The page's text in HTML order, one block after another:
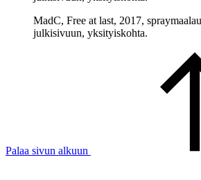
MadC, Free at last, 2017,
julkisivuun, yksityiskohta.
Palaa sivun alkuun